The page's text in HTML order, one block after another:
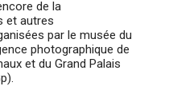
de la
et autres
par le musée du
photographique de
et du Grand Palais